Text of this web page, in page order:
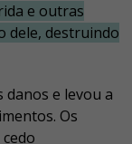
e outras
dele, destruindo
e levou a
Os